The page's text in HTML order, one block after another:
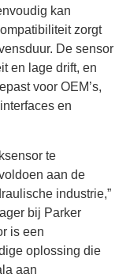
kan
zorgt
De sensor
en lage drift, en
voor OEM’s,
en
te
aan de
industrie,”
bij Parker
is een
oplossing die
aan